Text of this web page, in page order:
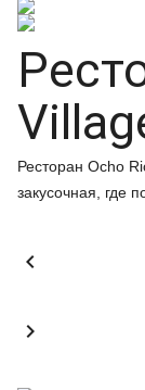
Ресторан Ocho
закусочная, где

